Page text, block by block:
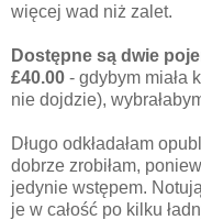
więcej wad niż zalet.
Dostępne są dwie
£40.00 - gdybym miała
nie dojdzie),
Długo odkładałam
dobrze zrobiłam,
jedynie wstępem.
je w całość po kilku